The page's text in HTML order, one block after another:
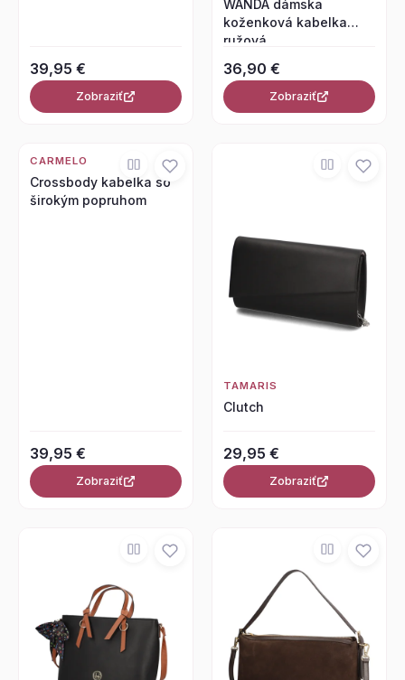
39,95 €
Zobraziť
WANDA dámska
koženková kabelka
ružová
36,90 €
Zobraziť
CARMELO
Crossbody kabelka so
širokým popruhom
39,95 €
Zobraziť
TAMARIS
Clutch
29,95 €
Zobraziť